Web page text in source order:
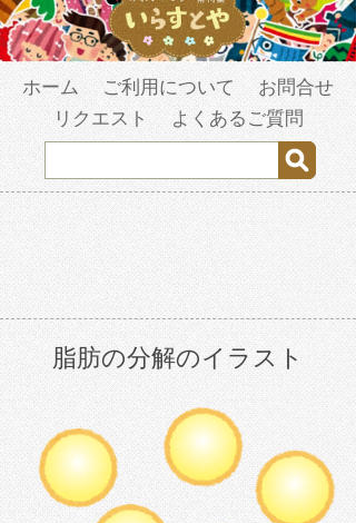
ホーム ご利用について
お問合せ
リクエスト
よくあるご質問
脂肪の分解のイラスト